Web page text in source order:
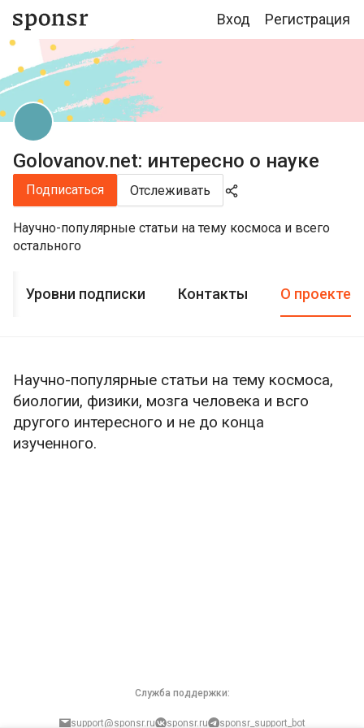
Вход Регистрация
Golovanov.net: интересно о науке
Подписаться Отслеживать
Научно-популярные статьи на тему космоса и всего
остального
Уровни подписки Контакты О проекте
Научно-популярные статьи на тему космоса,
биологии, физики, мозга человека и всго
другого интересного и не до конца
изученного.
Служба поддержки:
support@sponsr.ru sponsr.ru sponsr_support_bot